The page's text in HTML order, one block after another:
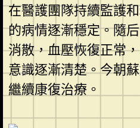
在醫護團隊持續監護
的病情逐漸穩定。隨
消散，血壓恢復正常
意識逐漸清楚。今朝
繼續康復治療。